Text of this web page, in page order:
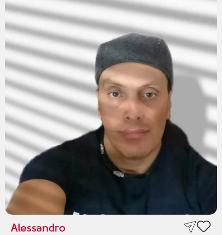
Alessandro